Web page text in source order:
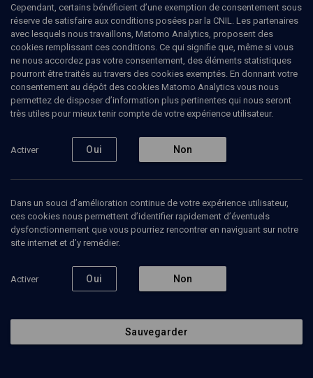
LIMOUD
Berechit (21/25)
Berechit: un monde à bonifier
Betty Rojtman , professeur de littérature
BERECHIT •
Ajouter Partager Télécharger l’audio J’aime
Cependant, certains bénéficient d’une exemption de consentement sous
réserve de satisfaire aux conditions posées par la CNIL. Les partenaires
avec lesquels nous travaillons, Matomo Analytics, proposent des
cookies remplissant ces conditions. Ce qui signifie que, même si vous
ne nous accordez pas votre consentement, des éléments statistiques
pourront être traités au travers des cookies exemptés. En donnant votre
consentement au dépôt des cookies Matomo Analytics vous nous
permettez de disposer d’information plus pertinentes qui nous seront
très utiles pour mieux tenir compte de votre expérience utilisateur.
Activer Oui Non
Dans un souci d’amélioration continue de votre expérience utilisateur,
ces cookies nous permettent d’identifier rapidement d’éventuels
dysfonctionnement que vous pourriez rencontrer en naviguant sur notre
site internet et d’y remédier.
Activer Oui Non
Sauvegarder